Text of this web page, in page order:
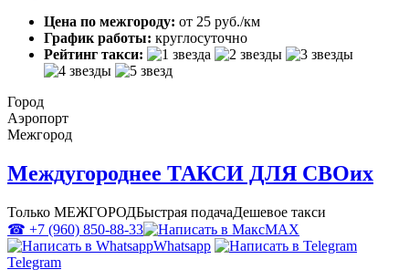
Цена по межгороду: от 25 руб./км
График работы: круглосуточно
Рейтинг такси:
Город
Аэропорт
Межгород
Междугороднее ТАКСИ ДЛЯ СВОих
Только МЕЖГОРОДБыстрая подачаДешевое такси
☎ +7 (960) 850-88-33
MAX
Whatsapp
Telegram